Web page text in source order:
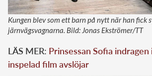
Kungen blev som ett barn på nytt när han fick
järnvägsvagnarna. Bild: Jonas Ekströmer/TT
LÄS MER: Prinsessan Sofia
inspelad film avslöjar